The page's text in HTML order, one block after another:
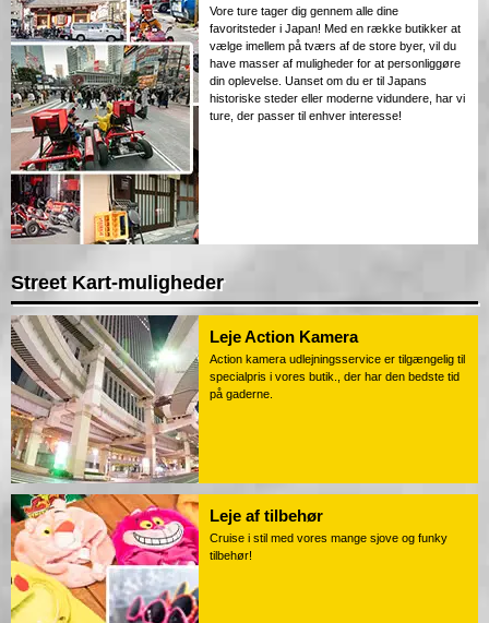
Vore ture tager dig gennem alle dine
favoritsteder i Japan! Med en række butikker at
vælge imellem på tværs af de store byer, vil du
have masser af muligheder for at personliggøre
din oplevelse. Uanset om du er til Japans
historiske steder eller moderne vidundere, har vi
ture, der passer til enhver interesse!
Street Kart-muligheder
Leje Action Kamera
Action kamera udlejningsservice er tilgængelig til
specialpris i vores butik., der har den bedste tid
på gaderne.
Leje af tilbehør
Cruise i stil med vores mange sjove og funky
tilbehør!